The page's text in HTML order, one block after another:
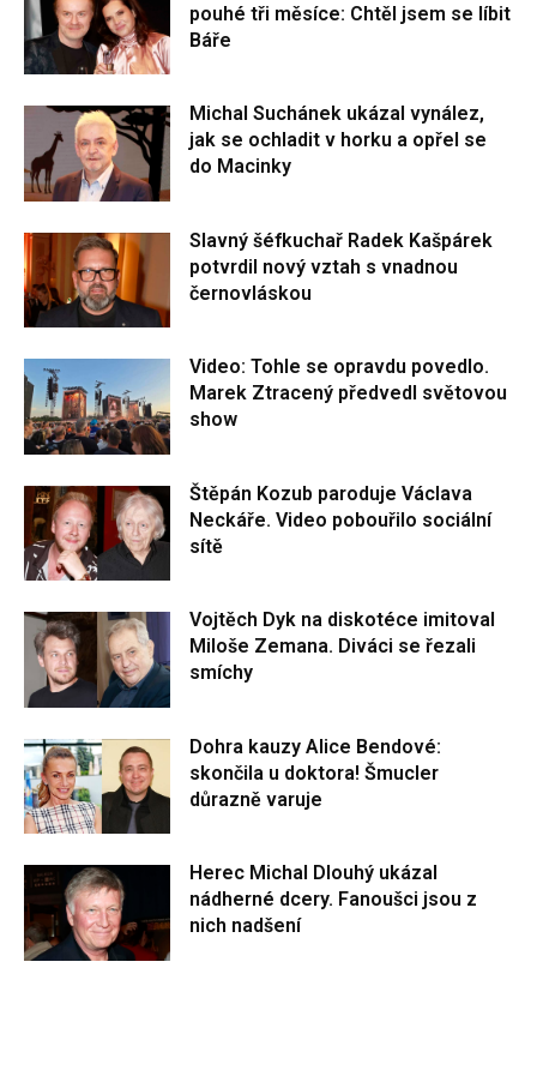
pouhé tři měsíce: Chtěl jsem se líbit
Báře
Michal Suchánek ukázal vynález,
jak se ochladit v horku a opřel se
do Macinky
Slavný šéfkuchař Radek Kašpárek
potvrdil nový vztah s vnadnou
černovláskou
Video: Tohle se opravdu povedlo.
Marek Ztracený předvedl světovou
show
Štěpán Kozub paroduje Václava
Neckáře. Video pobouřilo sociální
sítě
Vojtěch Dyk na diskotéce imitoval
Miloše Zemana. Diváci se řezali
smíchy
Dohra kauzy Alice Bendové:
skončila u doktora! Šmucler
důrazně varuje
Herec Michal Dlouhý ukázal
nádherné dcery. Fanoušci jsou z
nich nadšení